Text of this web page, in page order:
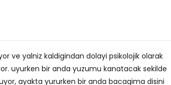
ve yalniz kaldigindan dolayi psikolojik olarak
uyurken bir anda yuzumu kanatacak sekilde
ayakta yururken bir anda bacagima disini